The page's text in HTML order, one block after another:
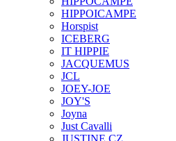
HIPPOICAMPE
Horspist
ICEBERG
IT HIPPIE
JACQUEMUS
JCL
JOEY-JOE
JOY'S
Joyna
Just Cavalli
JUSTINE CZ